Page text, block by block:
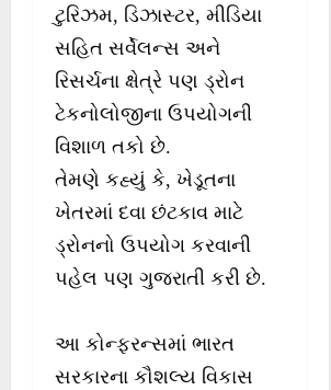
ટુરિઝમ, ડિઝાસ્ટર, મીડિયા
સહિત સર્વેલન્સ અને
રિસર્ચના ક્ષેત્રે પણ ડ્રોન
ટેકનોલોજીના ઉપયોગની
વિશાળ તકો છે.
તેમણે કહ્યું કે, ખેડૂતના
ખેતરમાં દવા છંટકાવ માટે
ડ્રોનનો ઉપયોગ કરવાની
પહેલ પણ ગુજરાતી કરી છે.
આ કોન્ફરન્સમાં ભારત
સરકારના કૌશલ્ય વિકાસ